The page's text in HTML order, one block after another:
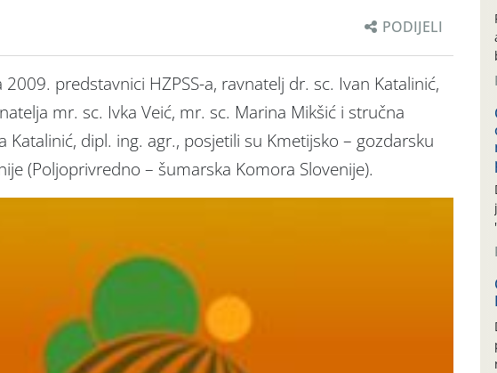
PODIJELI
2009. predstavnici HZPSS-a, ravnatelj dr. sc. Ivan Katalinić,
mr. sc. Ivka Veić, mr. sc. Marina Mikšić i stručna
Katalinić, dipl. ing. agr., posjetili su Kmetijsko – gozdarsku
(Poljoprivredno – šumarska Komora Slovenije).